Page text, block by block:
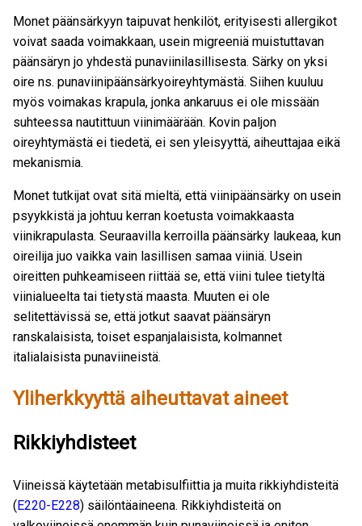
Monet päänsärkyyn taipuvat henkilöt, erityisesti allergikot
voivat saada voimakkaan, usein migreeniä muistuttavan
päänsäryn jo yhdestä punaviinilasillisesta. Särky on yksi
oire ns. punaviinipäänsärkyoireyhtymästä. Siihen kuuluu
myös voimakas krapula, jonka ankaruus ei ole missään
suhteessa nautittuun viinimäärään. Kovin paljon
oireyhtymästä ei tiedetä, ei sen yleisyyttä, aiheuttajaa eikä
mekanismia.
Monet tutkijat ovat sitä mieltä, että viinipäänsärky on usein
psyykkistä ja johtuu kerran koetusta voimakkaasta
viinikrapulasta. Seuraavilla kerroilla päänsärky laukeaa, kun
oireilija juo vaikka vain lasillisen samaa viiniä. Usein
oireitten puhkeamiseen riittää se, että viini tulee tietyltä
viinialueelta tai tietystä maasta. Muuten ei ole
selitettävissä se, että jotkut saavat päänsäryn
ranskalaisista, toiset espanjalaisista, kolmannet
italialaisista punaviineistä.
Yliherkkyyttä aiheuttavat aineet
Rikkiyhdisteet
Viineissä käytetään metabisulfiittia ja muita rikkiyhdisteitä
( E220-E228) säilöntäaineena. Rikkiyhdisteitä on